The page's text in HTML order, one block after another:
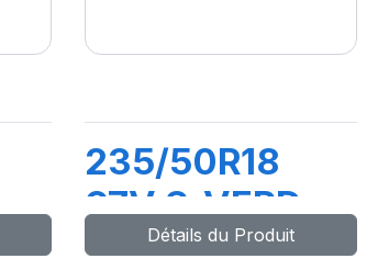
235/50R18
97V S-VERD
(AO)Détails du Produit